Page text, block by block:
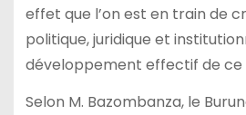
effet que l’on est en train de
politique, juridique et
développement effectif de ce
Selon M. Bazombanza, le